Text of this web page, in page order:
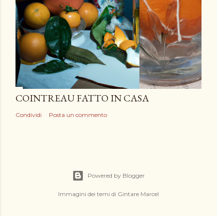
COINTREAU FATTO IN CASA
Condividi Posta un commento
Powered by Blogger
Immagini dei temi di Gintare Marcel